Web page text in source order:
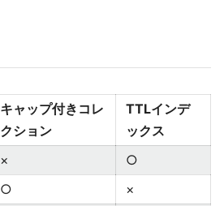
キャップ付きコレ
クション
TTLインデ
ックス
×
○
○
×